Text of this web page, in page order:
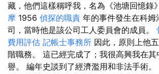
藏，他們這樣稱呼我，名為《池塘回憶錄
摩 1956 偵探的職責 年的事件發生在科姆
司，當時他是該公司工人委員會的成員。
費用評估 記帳士事務所 因此，原則上他
階職務。 這已經完成了；我很高興我在其
譽。 編年史談到了經濟濫用和非法手術